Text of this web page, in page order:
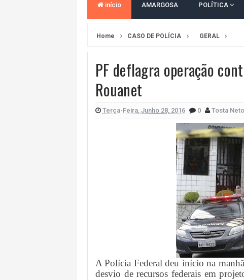
VITÓRIA PERDE PARA O REMO E SE
VITÓRIA GOLEIA O ATHLETICO-PR POR
BAHIA TEM PIOR DESEMPENHO DO
início AMARGOSA POLÍTICA
Home CASO DE POLÍCIA GERAL
PF deflagra operação
Rouanet
Terça-Feira, Junho 28, 2016 0 Tosta Neto
A Polícia Federal deu início na
desvio de recursos federais em